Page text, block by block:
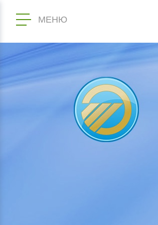
МЕНЮ